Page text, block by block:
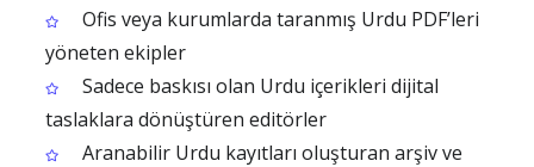
Ofis veya kurumlarda taranmış Urdu PDF’leri
yöneten ekipler
Sadece baskısı olan Urdu içerikleri dijital
taslaklara dönüştüren editörler
Aranabilir Urdu kayıtları oluşturan arşiv ve